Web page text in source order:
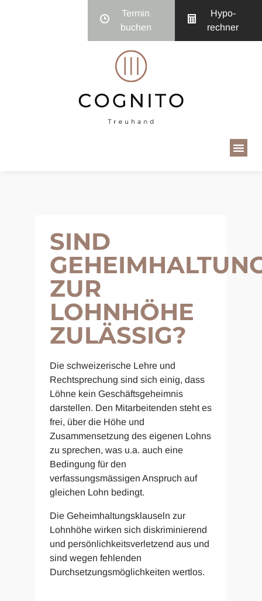
Termin
buchen
Hypo­
rechner
SIND
ZUR
LOHNHÖHE
ZULÄSSIG?
Die schweizerische Lehre und
Rechtsprechung sind sich einig, dass
Löhne kein Geschäftsgeheimnis
darstellen. Den Mitarbeitenden steht es
frei, über die Höhe und
Zusammensetzung des eigenen Lohns
zu sprechen, was u.a. auch eine
Bedingung für den
verfassungsmässigen Anspruch auf
gleichen Lohn bedingt.
Die Geheimhaltungsklauseln zur
Lohnhöhe wirken sich diskriminierend
und persönlichkeitsverletzend aus und
sind wegen fehlenden
Durchsetzungsmöglichkeiten wertlos.